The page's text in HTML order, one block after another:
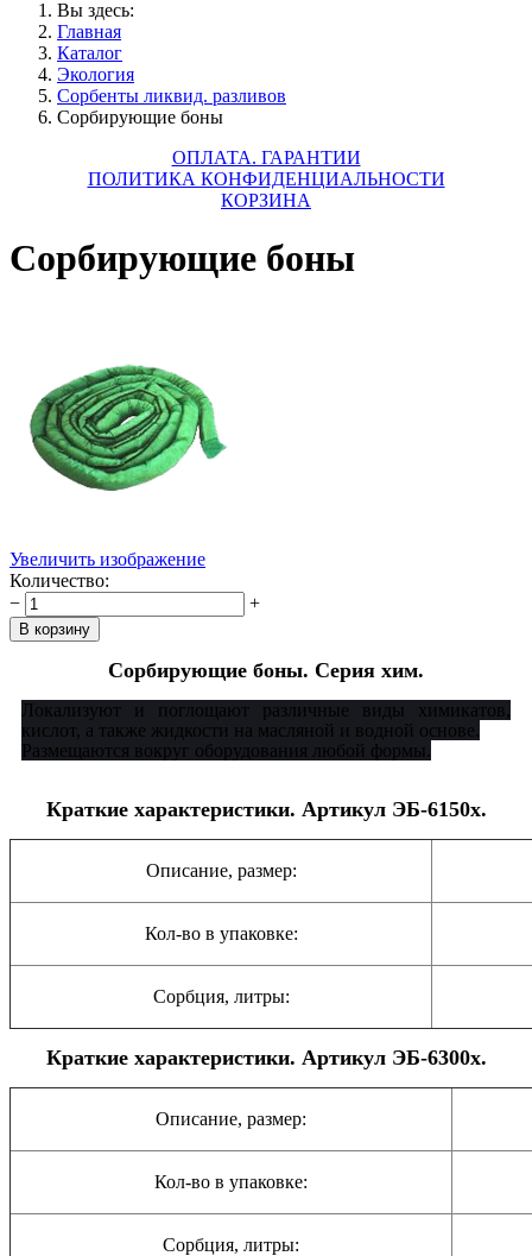
Вы здесь:
Главная
Каталог
Экология
Сорбенты ликвид. разливов
Сорбирующие боны
ОПЛАТА. ГАРАНТИИ
ПОЛИТИКА КОНФИДЕНЦИАЛЬНОСТИ
КОРЗИНА
Сорбирующие боны
Увеличить изображение
Количество:
−
+
Сорбирующие боны. Серия хим.
Локализуют и поглощают различные виды химикатов,
кислот, а также жидкости на масляной и водной основе.
Размещаются вокруг оборудования любой формы.
Краткие характеристики. Артикул ЭБ-6150х.
Описание, размер:
Кол-во в упаковке:
Сорбция, литры:
Краткие характеристики. Артикул ЭБ-6300х.
Описание, размер:
Кол-во в упаковке:
Сорбция, литры: